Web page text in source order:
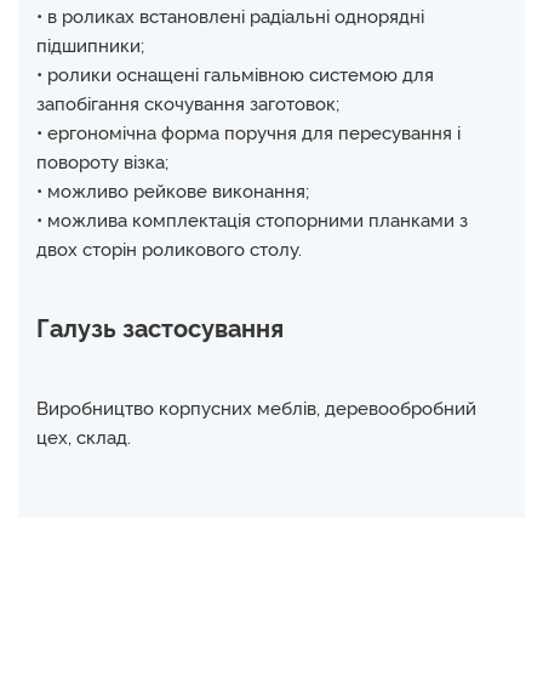
• в роликах встановлені радіальні однорядні
підшипники;
• ролики оснащені гальмівною системою для
запобігання скочування заготовок;
• ергономічна форма поручня для пересування і
повороту візка;
• можливо рейкове виконання;
• можлива комплектація стопорними планками з
двох сторін роликового столу.
Галузь застосування
Виробництво корпусних меблів, деревообробний
цех, склад.